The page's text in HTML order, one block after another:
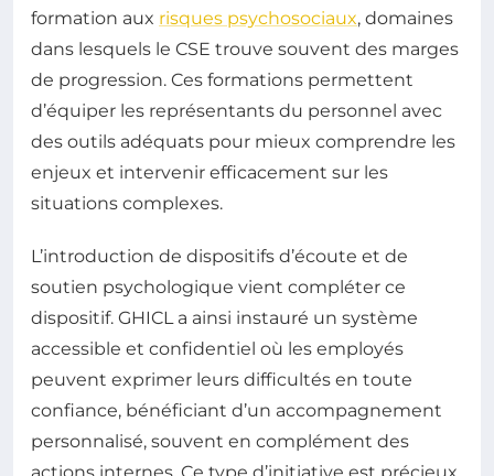
formation aux risques psychosociaux, domaines
dans lesquels le CSE trouve souvent des marges
de progression. Ces formations permettent
d’équiper les représentants du personnel avec
des outils adéquats pour mieux comprendre les
enjeux et intervenir efficacement sur les
situations complexes.
L’introduction de dispositifs d’écoute et de
soutien psychologique vient compléter ce
dispositif. GHICL a ainsi instauré un système
accessible et confidentiel où les employés
peuvent exprimer leurs difficultés en toute
confiance, bénéficiant d’un accompagnement
personnalisé, souvent en complément des